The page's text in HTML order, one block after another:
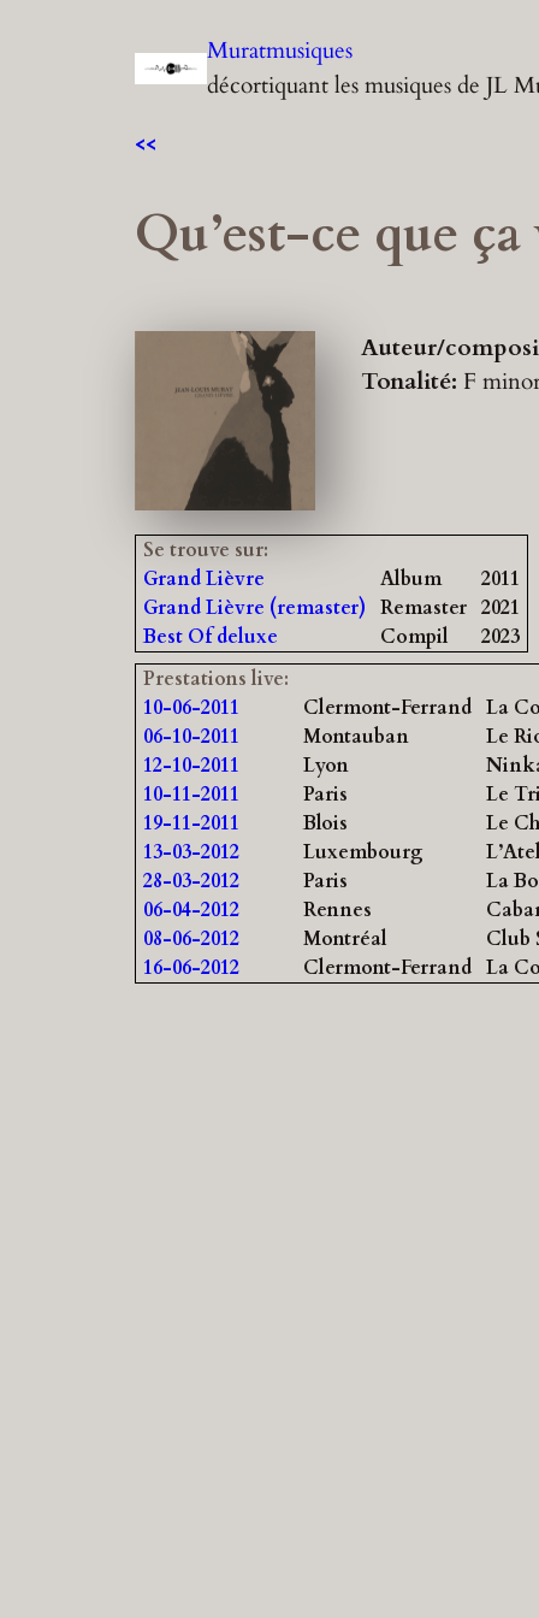
Muratmusiques
décortiquant les musiques de JL
<<
Qu’est-ce que
Auteur/
Tonalité: F
Se trouve sur:
Grand Lièvre
Album
2011
Grand Lièvre (remaster) Remaster 2021
Best Of deluxe
Compil
2023
Prestations live:
10-06-2011
Clermont-Ferrand La
06-10-2011
Montauban
Le
12-10-2011
Lyon
10-11-2011
Paris
Le
19-11-2011
Blois
Le
13-03-2012
Luxembourg
28-03-2012
Paris
La
06-04-2012
Rennes
08-06-2012
Montréal
Club
16-06-2012
Clermont-Ferrand La